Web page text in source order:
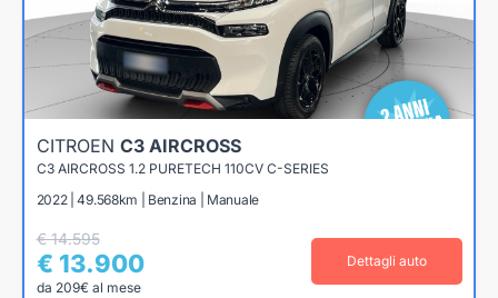
CITROEN C3 AIRCROSS
C3 AIRCROSS 1.2 PURETECH 110CV C-SERIES
2022 | 49.568km | Benzina | Manuale
€ 14.595
€ 13.900
da 209€ al mese
Dettagli auto